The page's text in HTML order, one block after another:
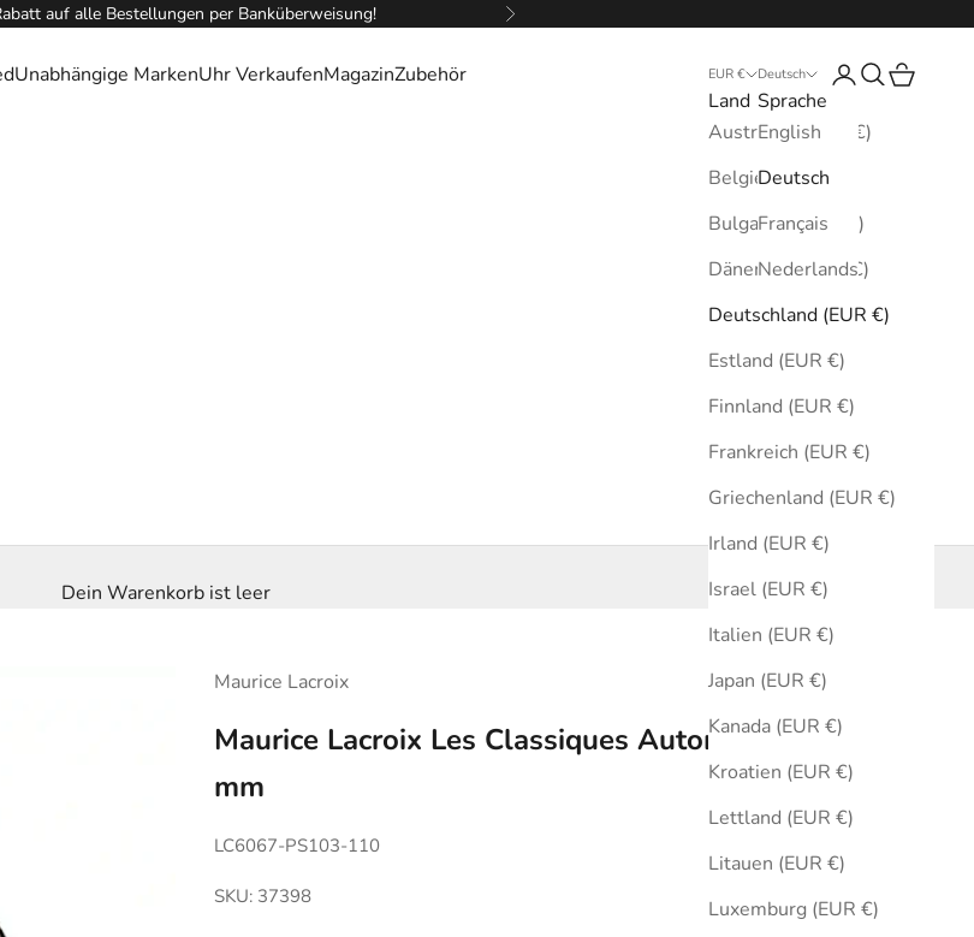
auf alle Bestellungen per Banküberweisung! Vor
Unabhängige MarkenUhr VerkaufenMagazinZubehör EUR €
Land
Australien (EUR €)
Belgien (EUR €)
Bulgarien (EUR €)
Dänemark (EUR €)
Deutschland (EUR €)
Estland (EUR €)
Finnland (EUR €)
Frankreich (EUR €)
Griechenland (EUR €)
Irland (EUR €)
Israel (EUR €)
Italien (EUR €)
Japan (EUR €)
Kanada (EUR €)
Kroatien (EUR €)
Lettland (EUR €)
Litauen (EUR €)
Luxemburg (EUR €)
Deutsch
Sprache
English
Deutsch
Français
Nederlands
Anmelden
Suchen
Dein Warenkorb ist leer
Maurice Lacroix
Maurice Lacroix Les Classiques Automatik Weiß 38
mm
LC6067-PS103-110
SKU: 37398